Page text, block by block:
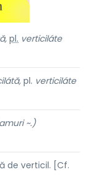
pl. verticiláte
pl. verticiláte
~.)
de verticil. [Cf.